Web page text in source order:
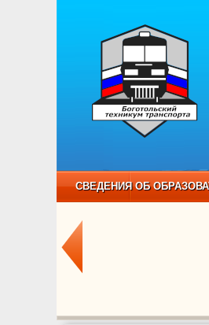
СВЕДЕНИЯ ОБ
НЕЗАВИСИМАЯ ОЦЕНКА